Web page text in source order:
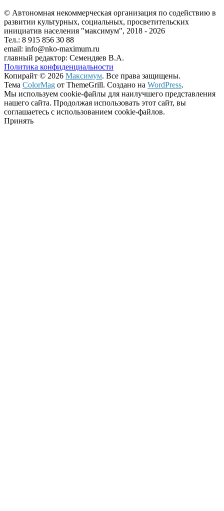
© Автономная некоммерческая организация по содействию в
развитии культурных, социальных, просветительских
инициатив населения "максимум", 2018 - 2026
Тел.: 8 915 856 30 88
email: info@nko-maximum.ru
главный редактор: Семендяев В.А.
Политика конфиденциальности
Копирайт © 2026 Максимум. Все права защищены.
Тема ColorMag от ThemeGrill. Создано на WordPress.
Мы используем cookie-файлы для наилучшего представления
нашего сайта. Продолжая использовать этот сайт, вы
соглашаетесь с использованием cookie-файлов.
Принять